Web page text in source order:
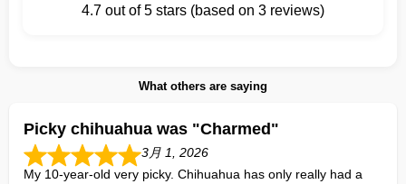
4.7 out of 5 stars (based on 3 reviews)
What others are saying
Picky chihuahua was "Charmed"
3月 1, 2026
My 10-year-old very picky. Chihuahua has only really had a